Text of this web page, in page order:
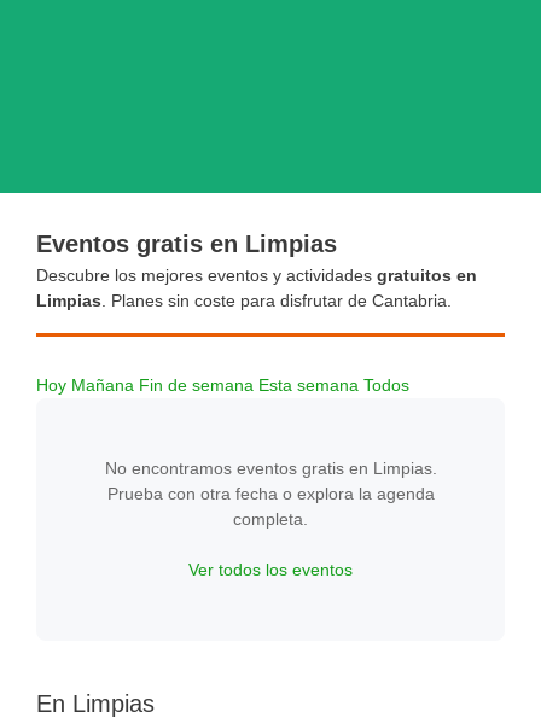
Eventos gratis en Limpias
Descubre los mejores eventos y actividades gratuitos en
Limpias . Planes sin coste para disfrutar de Cantabria.
Hoy Mañana Fin de semana Esta semana Todos
No encontramos eventos gratis en Limpias.
Prueba con otra fecha o explora la agenda
completa.
Ver todos los eventos
En Limpias